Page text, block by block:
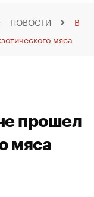
НОВОСТИ
В
мяса
прошел
мяса